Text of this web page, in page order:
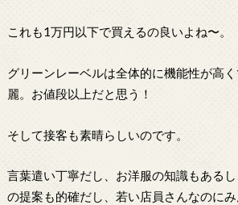
これも1万円以下で買えるの良いよね〜。
グリーンレーベルは全体的に機能性が高
麗。お値段以上だと思う！
そして接客も素晴らしいのです。
言葉遣い丁寧だし、お洋服の知識もある
の提案も的確だし、若い店員さんなのに